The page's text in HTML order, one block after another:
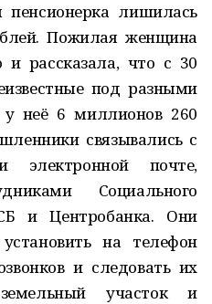
пенсионерка лишилась
Пожилая женщина
рассказала, что с 30
под разными
неё 6 миллионов 260
связывались с
почте,
Социального
и Центробанка. Они
на телефон
и следовать их
участок и